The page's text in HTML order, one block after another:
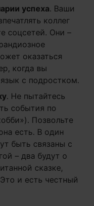
успеха. Ваши
коллег
соцсетей. Они –
оказаться
когда вы
с подростком.
. Не пытайтесь
события по
Позвольте
есть. В один
быть связаны с
– два будут о
сказке,
и есть честный